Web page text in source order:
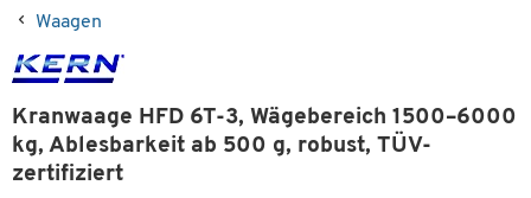
Waagen
Kranwaage HFD 6T-3, Wägebereich 1500–6000
kg, Ablesbarkeit ab 500 g, robust, TÜV-
zertifiziert